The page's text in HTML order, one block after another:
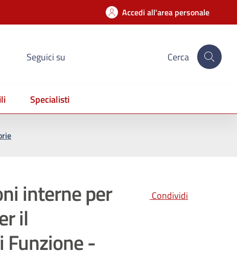
Accedi all'area personale
Seguici su Cerca
Specialisti
interne per
il
-
Condividi